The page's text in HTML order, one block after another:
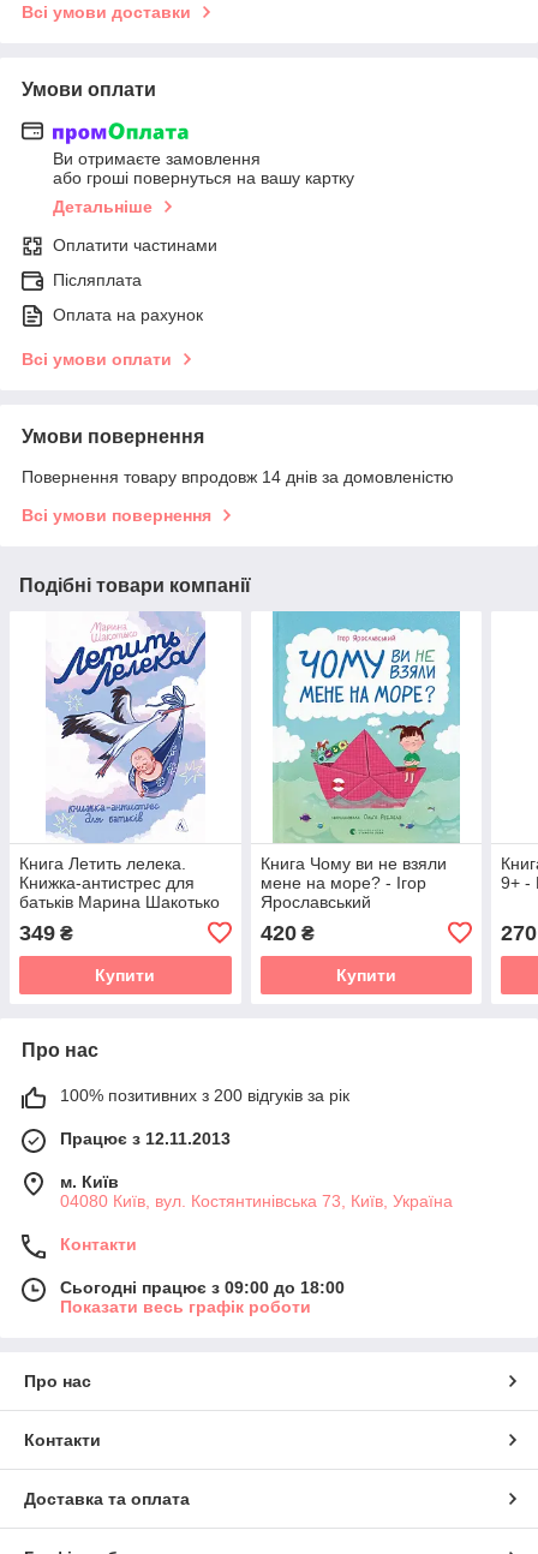
Всі умови доставки
Умови оплати
Ви отримаєте замовлення
або гроші повернуться на вашу картку
Детальніше
Оплатити частинами
Післяплата
Оплата на рахунок
Всі умови оплати
Умови повернення
Повернення товару впродовж 14 днів за домовленістю
Всі умови повернення
Подібні товари компанії
Книга Летить лелека.
Книжка-антистрес для
батьків Марина Шакотько
349 ₴
Купити
Книга Чому ви не взяли
мене на море? - Ігор
Ярославський
420₴
Купити
9+ -
270
Про нас
100% позитивних з 200 відгуків за рік
Працює з 12.11.2013
м. Київ
04080 Київ, вул. Костянтинівська 73, Київ, Україна
Контакти
Сьогодні працює з 09:00 до 18:00
Показати весь графік роботи
Про нас
Контакти
Доставка та оплата